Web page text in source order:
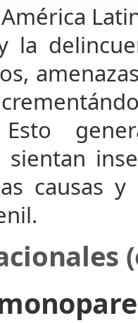
la
sientan
causas